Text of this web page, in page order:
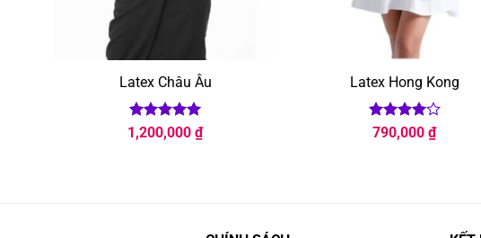
Latex Châu Âu
Được xếp
hạng5
1,200,000₫
Latex Hong Kong
Được
xếp hạng
790,000₫